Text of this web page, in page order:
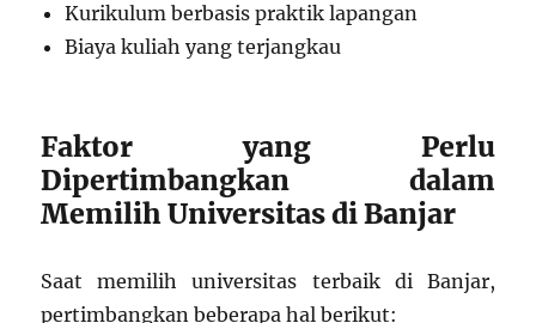
Kurikulum berbasis praktik lapangan
Biaya kuliah yang terjangkau
Faktor yang Perlu
Dipertimbangkan dalam
Memilih Universitas di Banjar
Saat memilih universitas terbaik di Banjar,
pertimbangkan beberapa hal berikut: